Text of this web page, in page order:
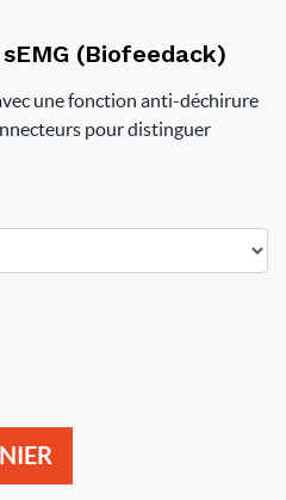
(Biofeedack)
une fonction anti-déchirure
pour distinguer